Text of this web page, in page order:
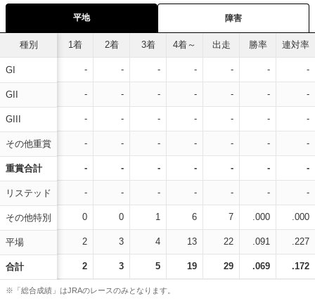
平地 障害
種別
GI
GII
GIII
その他重賞
重賞合計
リステッド
その他特別
平場
合計
1着 2着 3着 4着～ 出走 勝率 連対率
- - - - - - -
- - - - - - -
- - - - - - -
- - - - - - -
- - - - - - -
- - - - - - -
0 0 1 6 7 .000 .000
2 3 4 13 22 .091 .227
2 3 5 19 29 .069 .172
※「総合成績」はJRAのレースのみとなります。